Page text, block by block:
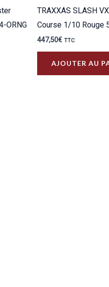
ORNG
TRAXXAS SLASH
Course 1/10 Rouge
447,50€ TTC
AJOUTER AU